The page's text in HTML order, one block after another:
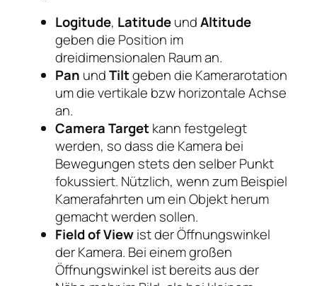
Logitude, LatitudeundAltitude
geben die Position im
dreidimensionalen Raum an.
Pan undTiltgeben die Kamerarotation
um die vertikale bzw horizontale Achse
an.
Camera Targetkann festgelegt
werden, so dass die Kamera bei
Bewegungen stets den selber Punkt
fokussiert. Nützlich, wenn zum Beispiel
Kamerafahrten um ein Objekt herum
gemacht werden sollen.
Field of Viewist der Öffnungswinkel
der Kamera. Bei einem großen
Öffnungswinkel ist bereits aus der